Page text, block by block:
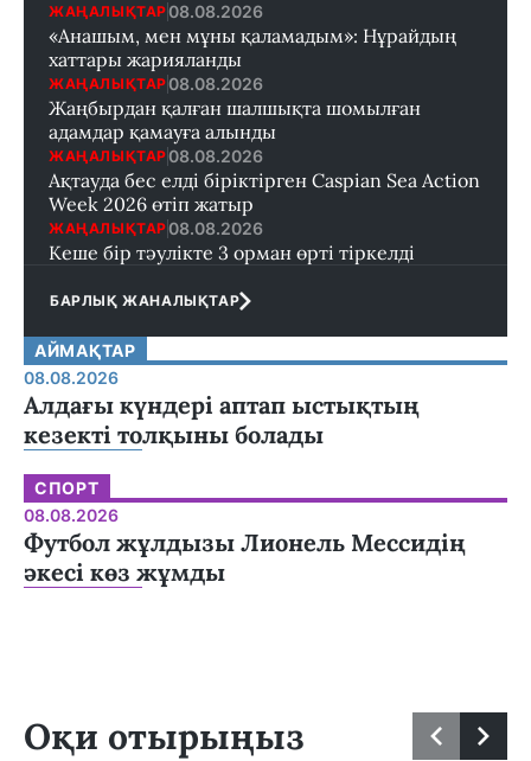
ЖАҢАЛЫҚТАР 08.08.2026
«Анашым, мен мұны қаламадым»: Нұрайдың
хаттары жарияланды
ЖАҢАЛЫҚТАР 08.08.2026
Жаңбырдан қалған шалшықта шомылған
адамдар қамауға алынды
ЖАҢАЛЫҚТАР 08.08.2026
Ақтауда бес елді біріктірген Caspian Sea Action
Week 2026 өтіп жатыр
ЖАҢАЛЫҚТАР 08.08.2026
Кеше бір тәулікте 3 орман өрті тіркелді
БАРЛЫҚ ЖАНАЛЫҚТАР
АЙМАҚТАР
08.08.2026
Алдағы күндері аптап ыстықтың
кезекті толқыны болады
СПОРТ
08.08.2026
Футбол жұлдызы Лионель Мессидің
әкесі көз жұмды
Оқи отырыңыз